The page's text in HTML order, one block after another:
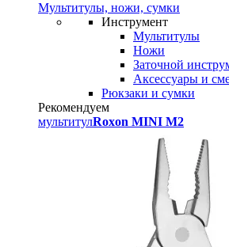
Мультитулы, ножи, сумки
Инструмент
Мультитулы
Ножи
Заточной
Аксессуары и
Рюкзаки и сумки
Рекомендуем
мультитулRoxon MINI M2